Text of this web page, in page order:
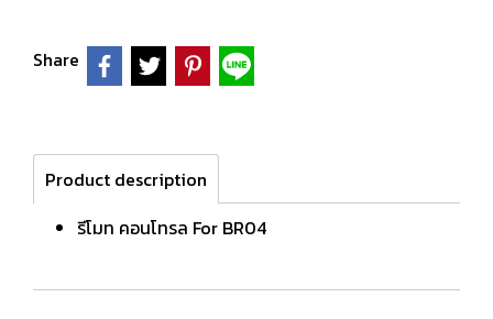
Share
Product description
รีโมท คอนโทรล For BR04